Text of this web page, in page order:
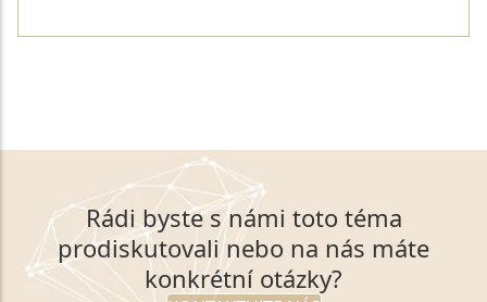
Rádi byste s námi toto téma
prodiskutovali nebo na nás máte
konkrétní otázky?